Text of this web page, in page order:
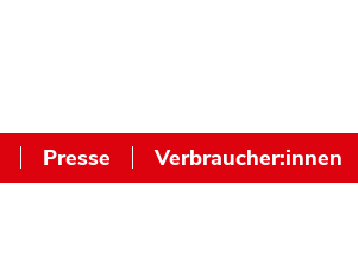
Presse Verbraucher:innen